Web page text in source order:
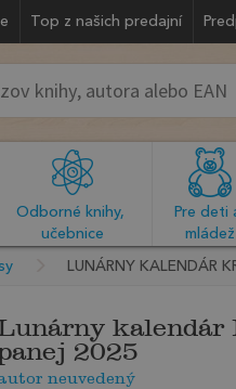
Top z našich predajní
Odborné knihy,
učebnice
Pre deti
mládež
LUNÁRNY KALENDÁR
kalendár
2025
neuvedený